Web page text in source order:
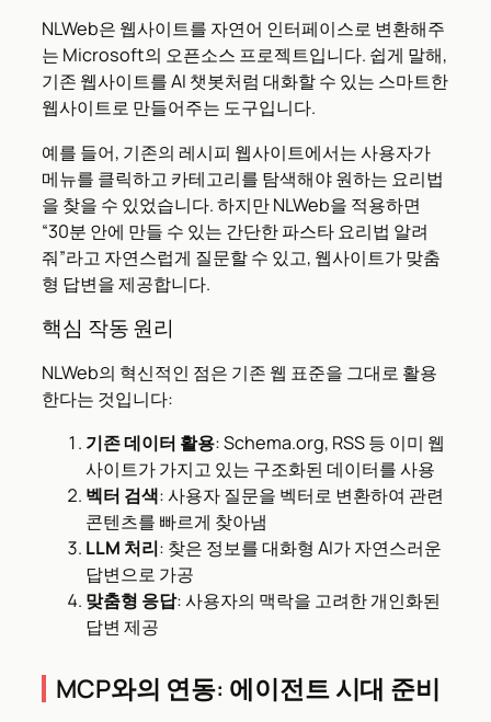
NLWeb은 웹사이트를 자연어 인터페이스로 변환해주
는 Microsoft의 오픈소스 프로젝트입니다. 쉽게 말해,
기존 웹사이트를 AI 챗봇처럼 대화할 수 있는 스마트한
웹사이트로 만들어주는 도구입니다.
예를 들어, 기존의 레시피 웹사이트에서는 사용자가
메뉴를 클릭하고 카테고리를 탐색해야 원하는 요리법
을 찾을 수 있었습니다. 하지만 NLWeb을 적용하면
“30분 안에 만들 수 있는 간단한 파스타 요리법 알려
줘”라고 자연스럽게 질문할 수 있고, 웹사이트가 맞춤
형 답변을 제공합니다.
핵심 작동 원리
NLWeb의 혁신적인 점은 기존 웹 표준을 그대로 활용
한다는 것입니다:
기존 데이터 활용: Schema.org, RSS 등 이미 웹
사이트가 가지고 있는 구조화된 데이터를 사용
벡터 검색: 사용자 질문을 벡터로 변환하여 관련
콘텐츠를 빠르게 찾아냄
LLM 처리: 찾은 정보를 대화형 AI가 자연스러운
답변으로 가공
맞춤형 응답: 사용자의 맥락을 고려한 개인화된
답변 제공
MCP와의 연동: 에이전트 시대 준비